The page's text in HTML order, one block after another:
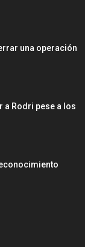
una operación
a Rodri pese a los